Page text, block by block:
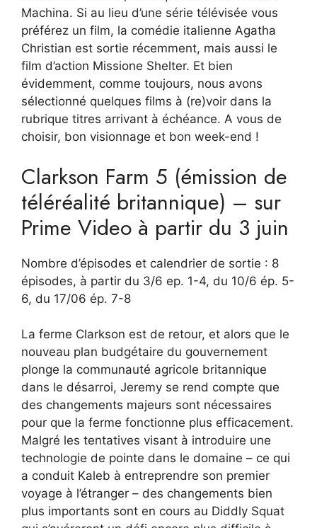
Machina. Si au lieu d’une série télévisée vous
préférez un film, la comédie italienne Agatha
Christian est sortie récemment, mais aussi le
film d’action Missione Shelter. Et bien
évidemment, comme toujours, nous avons
sélectionné quelques films à (re)voir dans la
rubrique titres arrivant à échéance. A vous de
choisir, bon visionnage et bon week-end !
Clarkson Farm 5 (émission de
téléréalité britannique) – sur
Prime Video à partir du 3 juin
Nombre d’épisodes et calendrier de sortie : 8
épisodes, à partir du 3/6 ep. 1-4, du 10/6 ép. 5-
6, du 17/06 ép. 7-8
La ferme Clarkson est de retour, et alors que le
nouveau plan budgétaire du gouvernement
plonge la communauté agricole britannique
dans le désarroi, Jeremy se rend compte que
des changements majeurs sont nécessaires
pour que la ferme fonctionne plus efficacement.
Malgré les tentatives visant à introduire une
technologie de pointe dans le domaine – ce qui
a conduit Kaleb à entreprendre son premier
voyage à l’étranger – des changements bien
plus importants sont en cours au Diddly Squat